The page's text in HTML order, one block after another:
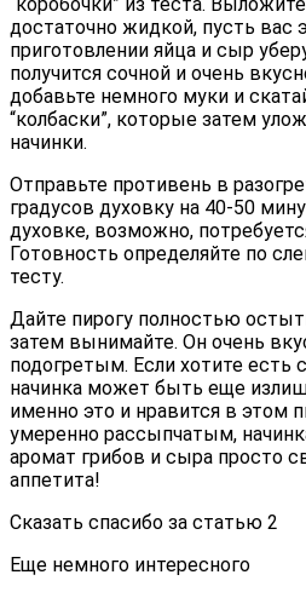
“коробочки” из теста.
достаточно жидкой, пусть вас
приготовлении яйца и сыр
получится сочной и очень
добавьте немного муки и
“колбаски”, которые затем
начинки.
Отправьте противень в
градусов духовку на 40-50
духовке, возможно,
Готовность определяйте по
тесту.
Дайте пирогу полностью
затем вынимайте. Он очень
подогретым. Если хотите есть
начинка может быть еще
именно это и нравится в этом
умеренно рассыпчатым,
аромат грибов и сыра просто
аппетита!
Сказать спасибо за статью 2
Еще немного интересного